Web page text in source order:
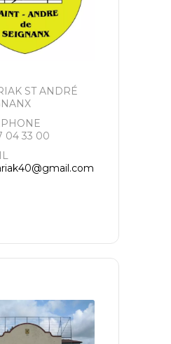
ST ANDRÉ
04 33 00